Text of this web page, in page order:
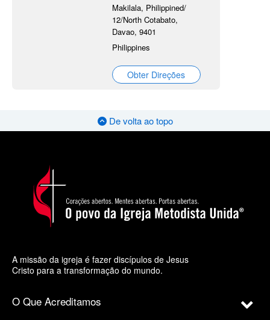
Makilala, Philippined/
12/North Cotabato,
Davao, 9401
Philippines
Obter Direções
De volta ao topo
A missão da igreja é fazer discípulos de Jesus
Cristo para a transformação do mundo.
O Que Acreditamos